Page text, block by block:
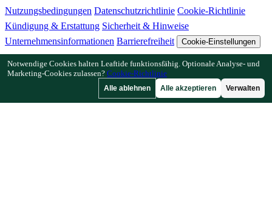
Nutzungsbedingungen Datenschutzrichtlinie Cookie-Richtlinie
Kündigung & Erstattung Sicherheit & Hinweise
Unternehmensinformationen Barrierefreiheit Cookie-Einstellungen
Funktionen
Beetplaner-Anleitung Pflanzenbibliothek
Gartengalerie
Notwendige Cookies halten Leaftide funktionsfähig. Optionale Analyse- und
Marketing-Cookies zulassen? Cookie-Richtlinie
Alle ablehnen Alle akzeptieren Verwalten